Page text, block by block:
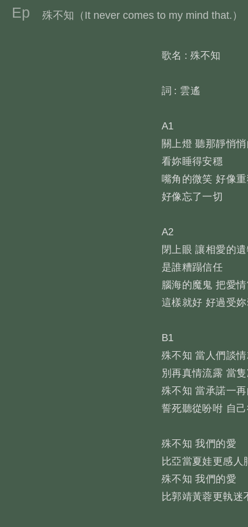
Ep 殊不知（It never comes to my mind that.）
歌名 : 殊不知
詞 : 雲遙
A1
關上燈 聽那靜悄
看妳睡得安穩
嘴角的微笑 好像重
好像忘了一切
A2
閉上眼 讓相愛的
是誰糟蹋信任
腦海的魔鬼 把愛
這樣就好 好過受
B1
殊不知 當人們談
別再真情流露 當
殊不知 當承諾一
誓死聽從吩咐 自
殊不知 我們的愛
比亞當夏娃更感人
殊不知 我們的愛
比郭靖黃蓉更執迷